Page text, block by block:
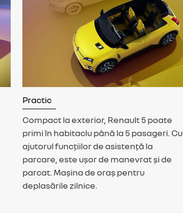
Practic
Compact la exterior, Renault 5 poate
primi în habitaclu până la 5 pasageri. Cu
ajutorul funcțiilor de asistență la
parcare, este ușor de manevrat și de
parcat. Mașina de oraș pentru
deplasările zilnice.